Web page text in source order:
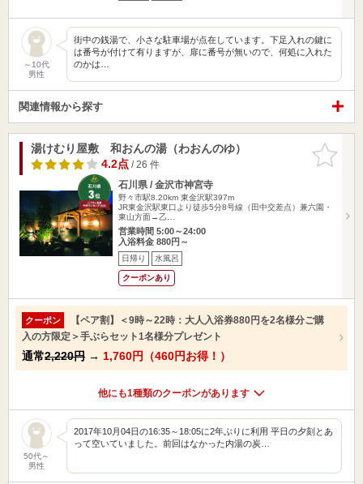
～10代
男性
街中の銭湯で、小さな駐車場が点在しています。下足入れの鍵に
は番号が付けて有りますが、扉に番号が無いので、何処に入れた
のかは…
関連情報から探す
お気に入
りに追加
湯けむり屋敷 和おんの湯（わおんのゆ）
4.2点/ 26 件
石川県 / 金沢市神宮寺
野々市駅8.20km 東金沢駅397m
JR東金沢駅東口より徒歩5分8号線（田中交差点）兼六園・
東山方面→乙…
営業時間 5:00～24:00
入浴料金 880円～
日帰り 水風呂
クーポンあり
クーポン
【ペア割】＜9時～22時：大人入浴券880円を2名様分ご購
入の方限定＞手ぶらセット1名様分プレゼント
通常2,220円 → 1,760円（460円お得！）
他にも1種類のクーポンがあります
50代～
男性
2017年10月04日の16:35～18:05に2年ぶりに利用 平日の夕刻とあ
って空いていました。前回はなかった内湯の炭…